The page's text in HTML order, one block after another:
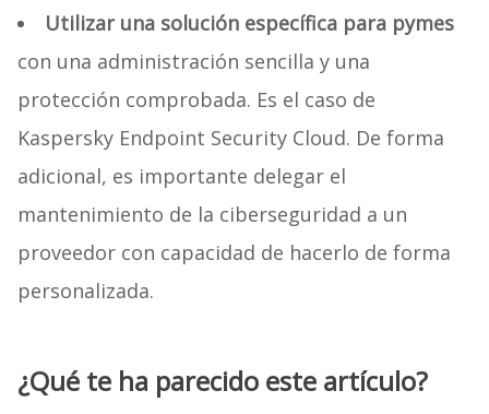
Utilizar una solución específica para pymes
con una administración sencilla y una
protección comprobada. Es el caso de
Kaspersky Endpoint Security Cloud. De forma
adicional, es importante delegar el
mantenimiento de la ciberseguridad a un
proveedor con capacidad de hacerlo de forma
personalizada.
¿Qué te ha parecido este artículo?